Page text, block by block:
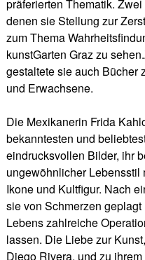
präferierten Thematik.
denen sie Stellung zur
zum Thema
kunstGarten Graz zu
gestaltete sie auch Bücher
und Erwachsene.
Die Mexikanerin Frida
bekanntesten und
eindrucksvollen Bilder, ihr
ungewöhnlicher
Ikone und Kultfigur. Nach
sie von Schmerzen
Lebens zahlreiche
lassen. Die Liebe zur
Diego Rivera, und zu